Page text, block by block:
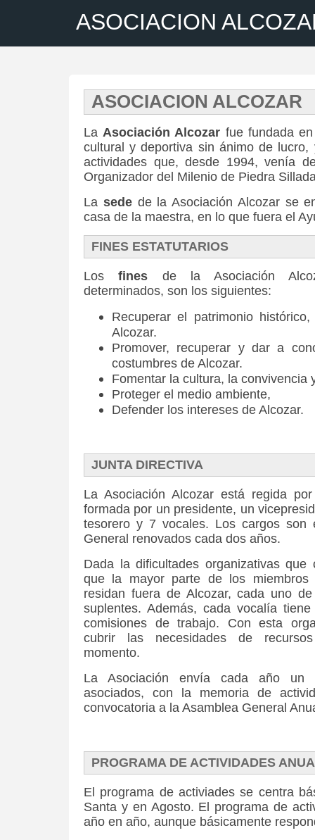
ASOCIACION
ASOCIACION ALCOZAR
LaAsociación Alcozar fue fundada
cultural y deportiva sin ánimo de
actividades que, desde 1994, venía
Organizador del Milenio de Piedra
La sedede la Asociación Alcozar se
casa de la maestra, en lo que fuera el
FINES ESTATUTARIOS
Losfines de la Asociación
determinados, son los siguientes:
Recuperar el patrimonio
Alcozar.
Promover, recuperar y dar a
costumbres de Alcozar.
Fomentar la cultura, la convivencia
Proteger el medio ambiente,
Defender los intereses de Alcozar.
JUNTA DIRECTIVA
La Asociación Alcozar está regida
formada por un presidente, un
tesorero y 7 vocales. Los cargos son
General renovados cada dos años.
Dada la dificultades organizativas
que la mayor parte de los
residan fuera de Alcozar, cada uno
suplentes. Además, cada vocalía
comisiones de trabajo. Con esta
cubrir las necesidades de
momento.
La Asociación envía cada año
asociados, con la memoria de
convocatoria a la Asamblea General
PROGRAMA DE ACTIVIDADES
El programa de activiades se centra
Santa y en Agosto. El programa de
año en año, aunque básicamente